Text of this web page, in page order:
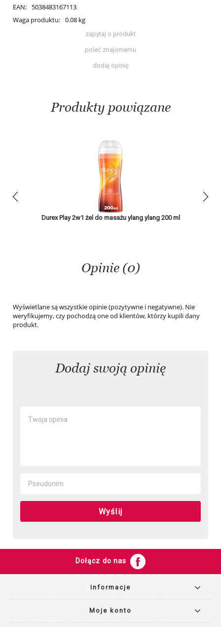
EAN:
5038483167113
Waga produktu: 0.08 kg
zapytaj o produkt
poleć znajomemu
dodaj opinię
Produkty powiązane
Durex Play 2w1 żel do masażu ylang ylang 200 ml
prev next
Opinie (0)
Wyświetlane są wszystkie opinie (pozytywne i negatywne). Nie
weryfikujemy, czy pochodzą one od klientów, którzy kupili dany
produkt.
Dodaj swoją opinię
Wyślij
Dołącz do nas
Informacje
Moje konto